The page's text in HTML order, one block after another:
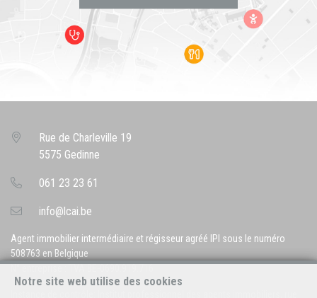
Notre site web utilise des cookies
Rue de Charleville 19
5575 Gedinne
061 23 23 61
info@lcai.be
Agent immobilier intermédiaire et régisseur agréé IPI sous le numéro
508763 en Belgique